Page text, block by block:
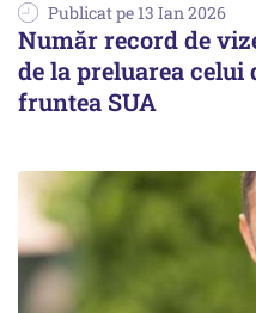
Publicat pe 13 Ian 2026
Număr record de
de la preluarea
fruntea SUA